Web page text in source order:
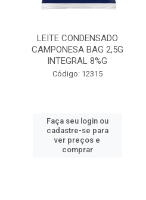
LEITE CONDENSADO
CAMPONESA BAG 2,5G
INTEGRAL 8%G
Código: 12315
Faça seu login ou
cadastre-se para
ver preços e
comprar